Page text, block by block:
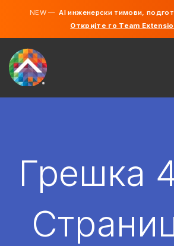
NEW —AI инженерски тимови,
Откријте го Team
АНГАЖИРАЈ
Грешка